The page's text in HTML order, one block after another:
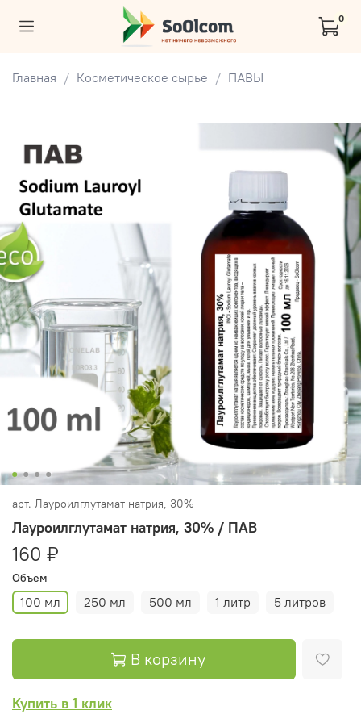
0
Главная Косметическое сырье ПАВЫ
арт. Лауроилглутамат натрия, 30%
Лауроилглутамат натрия, 30% / ПАВ
160 ₽
Объем
100 мл 250 мл 500 мл 1 литр 5 литров
В корзину
Купить в 1 клик